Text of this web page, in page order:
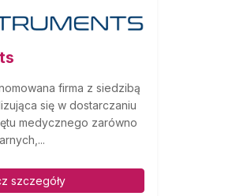
firma z siedzibą
się w dostarczaniu
medycznego zarówno
szczegóły